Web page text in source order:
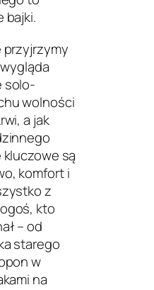
bajki.
przyjrzymy
solo-
wolności
a jak
są
komfort i
z
kto
– od
starego
w
na